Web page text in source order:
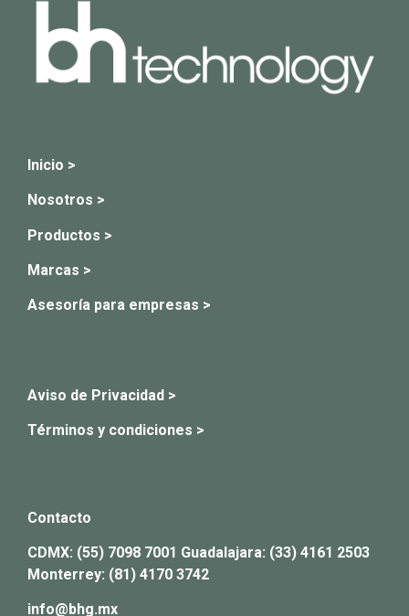
Inicio >
Nosotros >
Productos >
Marcas >
Asesoría para empresas >
Aviso de Privacidad >
Términos y condiciones >
Contacto
CDMX: (55) 7098 7001 Guadalajara: (33) 4161 2503
Monterrey: (81) 4170 3742
info@bhg.mx